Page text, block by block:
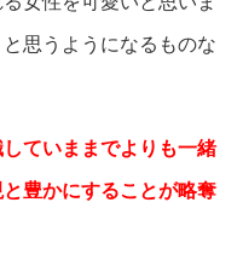
思うようになるものな
ていままでよりも一緒
豊かにすることが略奪